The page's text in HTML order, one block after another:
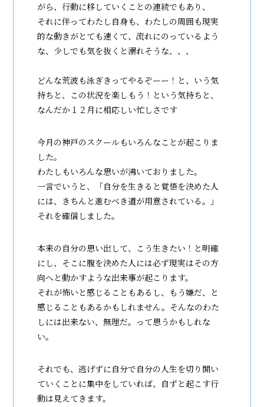
がら、行動に移していくことの連続でもあり、
それに伴ってわたし自身も、わたしの周囲も現実
的な動きがとても速くて、流れにのっているよう
な、少しでも気を抜くと溺れそうな、、、
どんな荒波も泳ぎきってやるぞーー！と、いう気
持ちと、この状況を楽しもう！という気持ちと、
なんだか１２月に相応しい忙しさです
今月の神戸のスクールもいろんなことが起こりま
した。
わたしもいろんな思いが沸いておりました。
一言でいうと、「自分を生きると覚悟を決めた人
には、きちんと進むべき道が用意されている。」
それを確信しました。
本来の自分の思い出して、こう生きたい！と明確
にし、そこに腹を決めた人には必ず現実はその方
向へと動かすような出来事が起こります。
それが怖いと感じることもあるし、もう嫌だ、と
感じることもあるかもしれません。そんなのわた
しには出来ない、無理だ。って思うかもしれな
い。
それでも、逃げずに自分で自分の人生を切り開い
ていくことに集中をしていれば、自ずと起こす行
動は見えてきます。